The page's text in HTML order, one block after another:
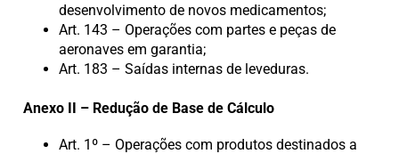
desenvolvimento de novos medicamentos;
Art. 143 – Operações com partes e peças de
aeronaves em garantia;
Art. 183 – Saídas internas de leveduras.
Anexo II – Redução de Base de Cálculo
Art. 1º – Operações com produtos destinados a